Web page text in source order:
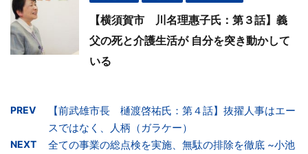
【横須賀市 川名理惠子氏：第３話】義
父の死と介護生活が 自分を突き動かして
いる
PREV
【前武雄市長 樋渡啓祐氏：第４話】抜擢人事はエー
スではなく、人柄（ガラケー）
NEXT
全ての事業の総点検を実施、無駄の排除を徹底 ~小池